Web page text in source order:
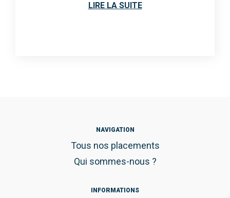
LIRE LA SUITE
NAVIGATION
Tous nos placements
Qui sommes-nous ?
INFORMATIONS